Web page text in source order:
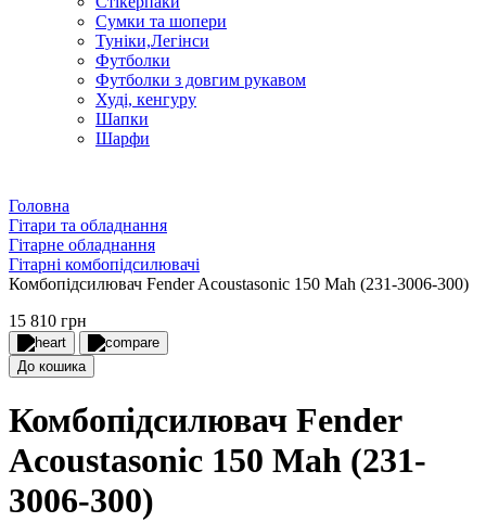
Сумки та шопери
Туніки,Легінси
Футболки
Футболки з довгим рукавом
Худі, кенгуру
Шапки
Шарфи
Головна
Гітари та обладнання
Гітарне обладнання
Гітарні комбопідсилювачі
Комбопідсилювач Fender Acoustasonic 150 Mah (231-3006-300)
15 810 грн
До кошика
Комбопідсилювач Fender
Acoustasonic 150 Mah (231-
3006-300)